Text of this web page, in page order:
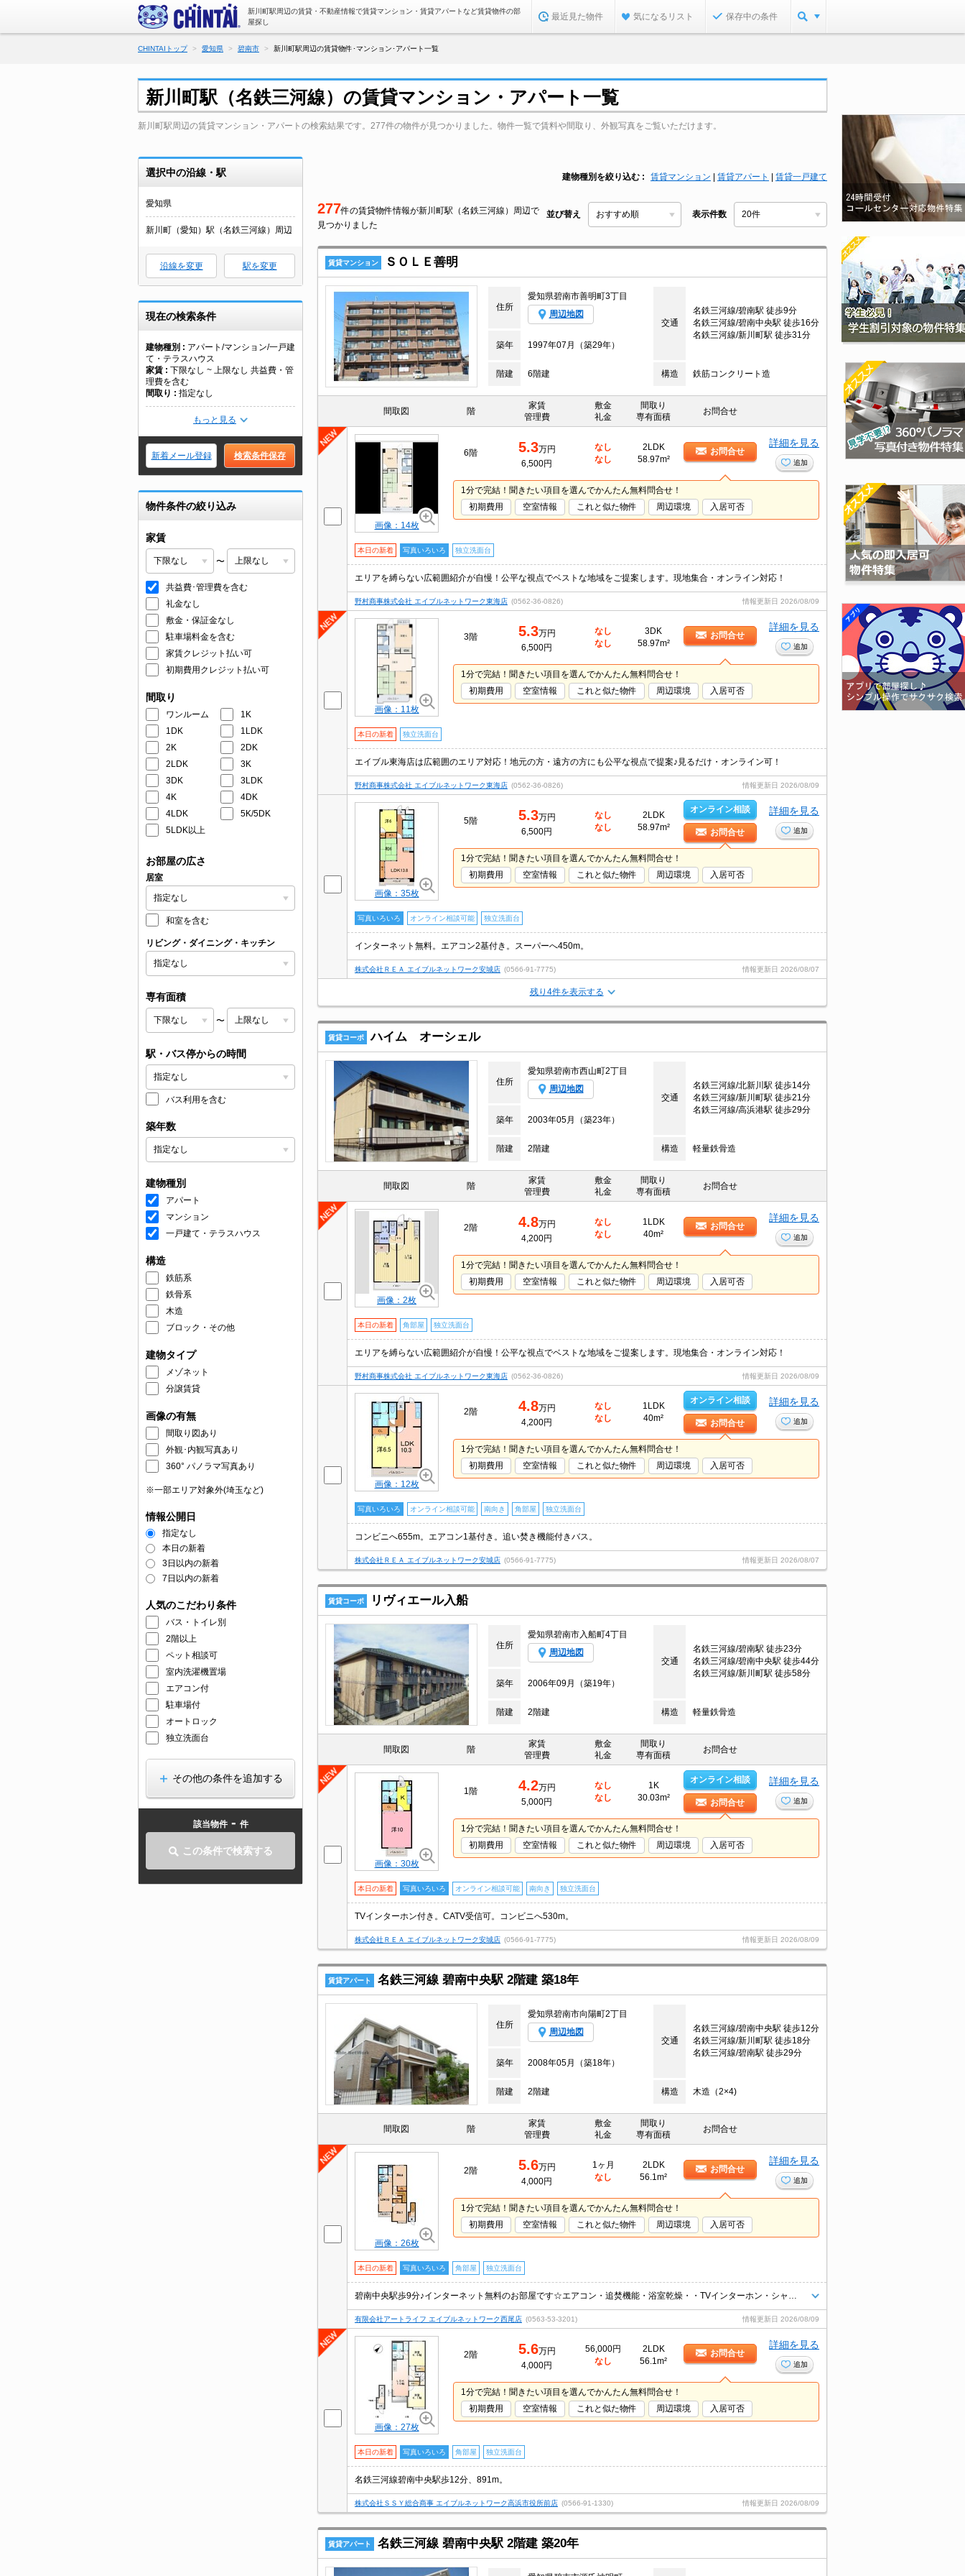
新川町駅周辺の賃貸・不動産情報で賃貸マンション・賃貸アパートなど賃貸物件の部
屋探し
最近見た物件 気になるリスト 保存中の条件
CHINTAIトップ 愛知県 碧南市 新川町駅周辺の賃貸物件･マンション･アパート一覧
新川町駅（名鉄三河線）の賃貸マンション・アパート一覧
新川町駅周辺の賃貸マンション・アパートの検索結果です。277件の物件が見つかりました。物件一覧で賃料や間取り、外観写真をご覧いただけます。
選択中の沿線・駅
愛知県
新川町（愛知）駅（名鉄三河線）周辺
沿線を変更 駅を変更
現在の検索条件
建物種別
アパート/マンション/一戸建
て・テラスハウス
家賃
下限なし ~ 上限なし 共益費・管
理費を含む
間取り
指定なし
もっと見る
新着メール登録 検索条件保存
物件条件の絞り込み
家賃
〜
共益費･管理費を含む
礼金なし
敷金・保証金なし
駐車場料金を含む
家賃クレジット払い可
初期費用クレジット払い可
間取り
ワンルーム
1K
1DK
1LDK
2K
2DK
2LDK
3K
3DK
3LDK
4K
4DK
4LDK
5K/5DK
5LDK以上
お部屋の広さ
居室
和室を含む
リビング・ダイニング・キッチン
専有面積
〜
駅・バス停からの時間
バス利用を含む
築年数
建物種別
アパート
マンション
一戸建て・テラスハウス
構造
鉄筋系
鉄骨系
木造
ブロック・その他
建物タイプ
メゾネット
分譲賃貸
画像の有無
間取り図あり
外観･内観写真あり
360° パノラマ写真あり
※一部エリア対象外(埼玉など)
情報公開日
指定なし
本日の新着
3日以内の新着
7日以内の新着
人気のこだわり条件
バス・トイレ別
2階以上
ペット相談可
室内洗濯機置場
エアコン付
駐車場付
オートロック
独立洗面台
その他の条件を追加する
該当物件 - 件
この条件で検索する
建物種別を絞り込む 賃貸マンション 賃貸アパート 賃貸一戸建て
277件の賃貸物件情報が新川町駅（名鉄三河線）周辺で
見つかりました
並び替え 表示件数
賃貸マンション ＳＯＬＥ善明
住所
愛知県碧南市善明町3丁目
周辺地図
交通
名鉄三河線/碧南駅 徒歩9分
名鉄三河線/碧南中央駅 徒歩16分
名鉄三河線/新川町駅 徒歩31分
築年
1997年07月（築29年）
階建 6階建 構造 鉄筋コンクリート造
間取図 階
家賃
管理費
敷金
礼金
間取り
専有面積
お問合せ
画像：14枚
6階 5.3万円
6,500円
なし
なし
2LDK
58.97m²
お問合せ
詳細を見る
追加
1分で完結！聞きたい項目を選んでかんたん無料問合せ！
初期費用
空室情報 これと似た物件 周辺環境 入居可否
本日の新着 写真いろいろ 独立洗面台
エリアを縛らない広範囲紹介が自慢！公平な視点でベストな地域をご提案します。現地集合・オンライン対応！
野村商事株式会社 エイブルネットワーク東海店 (0562-36-0826) 情報更新日 2026/08/09
画像：11枚
3階 5.3万円
6,500円
なし
なし
3DK
58.97m²
お問合せ
詳細を見る
追加
1分で完結！聞きたい項目を選んでかんたん無料問合せ！
初期費用
空室情報 これと似た物件 周辺環境 入居可否
本日の新着 独立洗面台
エイブル東海店は広範囲のエリア対応！地元の方・遠方の方にも公平な視点で提案♪見るだけ・オンライン可！
野村商事株式会社 エイブルネットワーク東海店 (0562-36-0826) 情報更新日 2026/08/09
画像：35枚
5階 5.3万円
6,500円
なし
なし
2LDK
58.97m²
オンライン相談
お問合せ
詳細を見る
追加
1分で完結！聞きたい項目を選んでかんたん無料問合せ！
初期費用
空室情報 これと似た物件 周辺環境 入居可否
写真いろいろ オンライン相談可能 独立洗面台
インターネット無料。エアコン2基付き。スーパーへ450m。
株式会社ＲＥＡ エイブルネットワーク安城店 (0566-91-7775) 情報更新日 2026/08/07
残り4件を表示する
賃貸コーポ ハイム オーシェル
住所
愛知県碧南市西山町2丁目
周辺地図
交通
名鉄三河線/北新川駅 徒歩14分
名鉄三河線/新川町駅 徒歩21分
名鉄三河線/高浜港駅 徒歩29分
築年
2003年05月（築23年）
階建 2階建 構造 軽量鉄骨造
間取図 階
家賃
管理費
敷金
礼金
間取り
専有面積
お問合せ
画像：2枚
2階 4.8万円
4,200円
なし
なし
1LDK
40m²
お問合せ
詳細を見る
追加
1分で完結！聞きたい項目を選んでかんたん無料問合せ！
初期費用
空室情報 これと似た物件 周辺環境 入居可否
本日の新着 角部屋 独立洗面台
エリアを縛らない広範囲紹介が自慢！公平な視点でベストな地域をご提案します。現地集合・オンライン対応！
野村商事株式会社 エイブルネットワーク東海店 (0562-36-0826) 情報更新日 2026/08/09
画像：12枚
2階 4.8万円
4,200円
なし
なし
1LDK
40m²
オンライン相談
お問合せ
詳細を見る
追加
1分で完結！聞きたい項目を選んでかんたん無料問合せ！
初期費用
空室情報 これと似た物件 周辺環境 入居可否
写真いろいろ オンライン相談可能 南向き 角部屋 独立洗面台
コンビニへ655m。エアコン1基付き。追い焚き機能付きバス。
株式会社ＲＥＡ エイブルネットワーク安城店 (0566-91-7775) 情報更新日 2026/08/07
賃貸コーポ リヴィエール入船
住所
愛知県碧南市入船町4丁目
周辺地図
交通
名鉄三河線/碧南駅 徒歩23分
名鉄三河線/碧南中央駅 徒歩44分
名鉄三河線/新川町駅 徒歩58分
築年
2006年09月（築19年）
階建 2階建 構造 軽量鉄骨造
間取図 階
家賃
管理費
敷金
礼金
間取り
専有面積
お問合せ
画像：30枚
1階 4.2万円
5,000円
なし
なし
1K
30.03m²
オンライン相談
お問合せ
詳細を見る
追加
1分で完結！聞きたい項目を選んでかんたん無料問合せ！
初期費用
空室情報 これと似た物件 周辺環境 入居可否
本日の新着 写真いろいろ オンライン相談可能 南向き 独立洗面台
TVインターホン付き。CATV受信可。コンビニへ530m。
株式会社ＲＥＡ エイブルネットワーク安城店 (0566-91-7775) 情報更新日 2026/08/09
賃貸アパート 名鉄三河線 碧南中央駅 2階建 築18年
住所
愛知県碧南市向陽町2丁目
周辺地図
交通
名鉄三河線/碧南中央駅 徒歩12分
名鉄三河線/新川町駅 徒歩18分
名鉄三河線/碧南駅 徒歩29分
築年
2008年05月（築18年）
階建 2階建 構造 木造（2×4)
間取図 階
家賃
管理費
敷金
礼金
間取り
専有面積
お問合せ
画像：26枚
2階 5.6万円
4,000円
1ヶ月
なし
2LDK
56.1m²
お問合せ
詳細を見る
追加
1分で完結！聞きたい項目を選んでかんたん無料問合せ！
初期費用
空室情報 これと似た物件 周辺環境 入居可否
本日の新着 写真いろいろ 角部屋 独立洗面台
有限会社アートライフ エイブルネットワーク西尾店 (0563-53-3201) 情報更新日 2026/08/09
画像：27枚
2階 5.6万円
4,000円
56,000円
なし
2LDK
56.1m²
お問合せ
詳細を見る
追加
1分で完結！聞きたい項目を選んでかんたん無料問合せ！
初期費用
空室情報 これと似た物件 周辺環境 入居可否
本日の新着 写真いろいろ 角部屋 独立洗面台
名鉄三河線碧南中央駅歩12分、891m。
株式会社ＳＳＹ総合商事 エイブルネットワーク高浜市役所前店 (0566-91-1330) 情報更新日 2026/08/09
賃貸アパート 名鉄三河線 碧南中央駅 2階建 築20年